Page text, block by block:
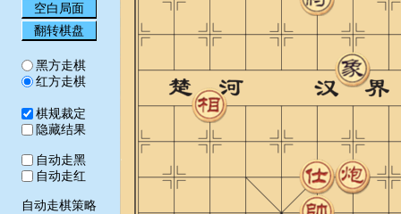
空白局面
翻转棋盘
黑方走棋
红方走棋
棋规裁定
隐藏结果
自动走黑
自动走红
自动走棋策略